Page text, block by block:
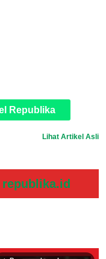
Republika
Lihat Artikel Asli